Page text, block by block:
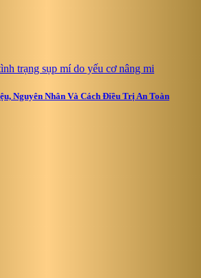
Nguyên Nhân Và Cách Điều Trị An Toàn